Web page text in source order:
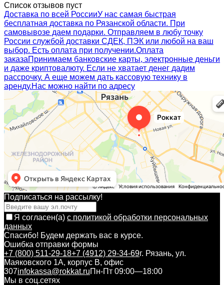
Список отзывов пуст
Доставка по всей РоссииУ нас самая быстрая
бесплатная доставка по Рязанской области. При
самовывозе даем подарки. Отправляем в любу точку
России службой доставки СДЕК, ПЭК или любой на ваш
выбор. Есть оплата при получении.Оплата
заказаПринимаем банковские карты, электронные деньги
и даже криптовалюту. Если не хватает денег дадим
рассрочку. А еще можем дать кассовую технику в
аренду.Нас можно найти по адресу
Подписаться на рассылкy!
Я согласен(a) с политикой обработки персональных
данных
Спасибо! Будем держать вас в курсе.
Ошибка отправки формы
+7 (800) 511-29-18+7 (4912) 29-34-69г. Рязань, ул.
Маяковского 1А, корпус B, офис
307infokassa@rokkat.ruПн-Пт 09:00—18:00
Мы в соц.сетях